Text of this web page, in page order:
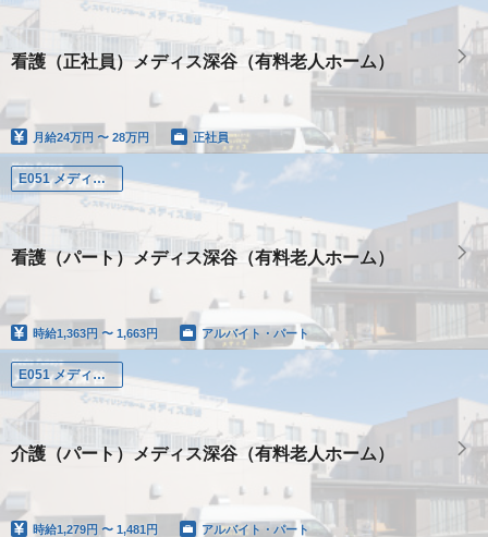
看護（正社員）メディス深谷（有料老人ホーム）
月給24万円 〜 28万円 正社員
E051 メディス深谷
看護（パート）メディス深谷（有料老人ホーム）
時給1,363円 〜 1,663円 アルバイト・パート
E051 メディス深谷
介護（パート）メディス深谷（有料老人ホーム）
時給1,279円 〜 1,481円 アルバイト・パート